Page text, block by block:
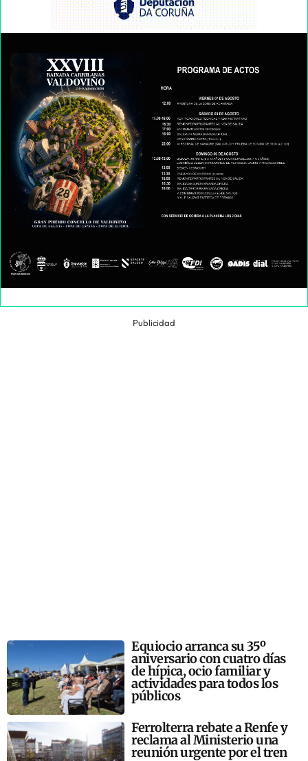
Publicidad
Equiocio arranca su 35º
aniversario con cuatro días
de hípica, ocio familiar y
actividades para todos los
públicos
Ferrolterra rebate a Renfe y
reclama al Ministerio una
reunión urgente por el tren